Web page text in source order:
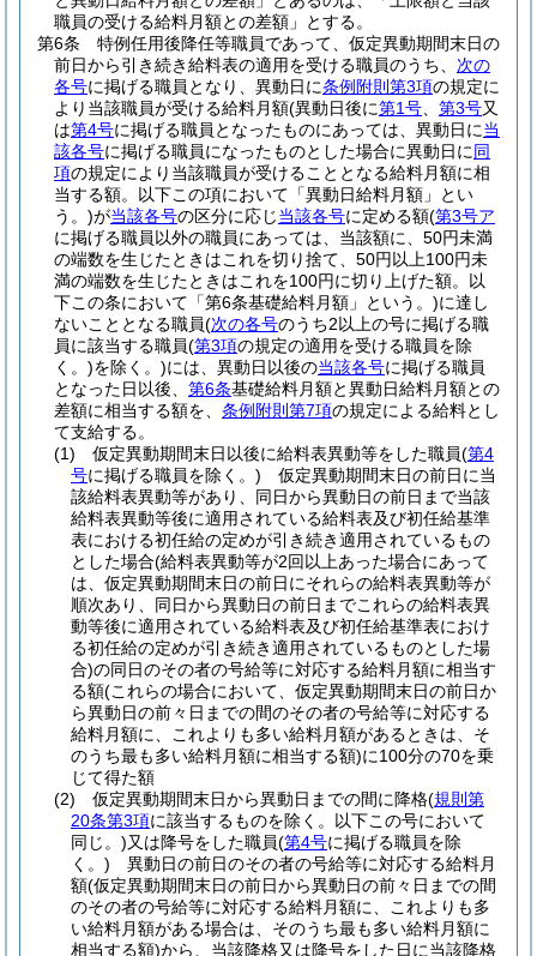
職員の受ける給料月額との差額」とする。
第6条
特例任用後降任等職員であって、仮定異動期間末日の
前日から引き続き給料表の適用を受ける職員のうち、 次の
各号に掲げる職員となり、異動日に条例附則第3項の規定に
より当該職員が受ける給料月額(異動日後に第1号 第3号又
は第4号に掲げる職員となったものにあっては、異動日に当
該各号に掲げる職員になったものとした場合に異動日に同
項の規定により当該職員が受けることとなる給料月額に相
当する額。以下この項において「異動日給料月額」とい
う。)が当該各号の区分に応じ当該各号に定める額(第3号ア
に掲げる職員以外の職員にあっては、当該額に、50円未満
の端数を生じたときはこれを切り捨て、50円以上100円未
満の端数を生じたときはこれを100円に切り上げた額。以
下この条において「第6条基礎給料月額」という。)に達し
ないこととなる職員(次の各号のうち2以上の号に掲げる職
員に該当する職員(第3項の規定の適用を受ける職員を除
く。)を除く。)には、異動日以後の当該各号に掲げる職員
となった日以後、 第6条基礎給料月額と異動日給料月額との
差額に相当する額を、 条例附則第7項の規定による給料とし
て支給する。
(1)
仮定異動期間末日以後に給料表異動等をした職員(第4
号に掲げる職員を除く。) 仮定異動期間末日の前日に当
該給料表異動等があり、同日から異動日の前日まで当該
給料表異動等後に適用されている給料表及び初任給基準
表における初任給の定めが引き続き適用されているもの
とした場合(給料表異動等が2回以上あった場合にあって
は、仮定異動期間末日の前日にそれらの給料表異動等が
順次あり、同日から異動日の前日までこれらの給料表異
動等後に適用されている給料表及び初任給基準表におけ
る初任給の定めが引き続き適用されているものとした場
合)の同日のその者の号給等に対応する給料月額に相当す
る額(これらの場合において、仮定異動期間末日の前日か
ら異動日の前々日までの間のその者の号給等に対応する
給料月額に、これよりも多い給料月額があるときは、そ
のうち最も多い給料月額に相当する額)に100分の70を乗
じて得た額
(2)
仮定異動期間末日から異動日までの間に降格(規則第
20条第3項に該当するものを除く。以下この号において
同じ。)又は降号をした職員(第4号に掲げる職員を除
く。) 異動日の前日のその者の号給等に対応する給料月
額(仮定異動期間末日の前日から異動日の前々日までの間
のその者の号給等に対応する給料月額に、これよりも多
い給料月額がある場合は、そのうち最も多い給料月額に
相当する額)から、当該降格又は降号をした日に当該降格